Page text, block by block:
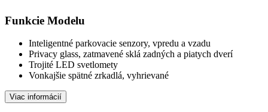
Funkcie Modelu
Inteligentné parkovacie senzory, vpredu a vzadu
Privacy glass, zatmavené sklá zadných a piatych dverí
Trojité LED svetlomety
Vonkajšie spätné zrkadlá, vyhrievané
Viac informácií